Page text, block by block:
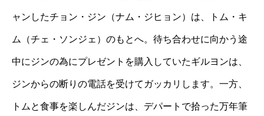
ャンしたチョン・ジン（ナム・ジヒョン）は、トム・キ
ム（チェ・ソンジェ）のもとへ。待ち合わせに向かう途
中にジンの為にプレゼントを購入していたギルヨンは、
ジンからの断りの電話を受けてガッカリします。一方、
トムと食事を楽しんだジンは、デパートで拾った万年筆